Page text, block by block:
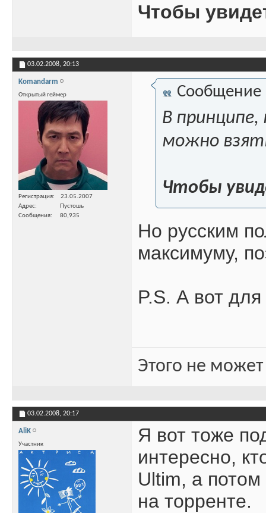
Чтобы
03.02.2008, 20:13
Komandarm
Открытый геймер
Регистрация
23.05.2007
Адрес
Пустошь
Сообщения
80,935
Сообщение
В принципе,
можно
Чтобы
Но русским
максимуму,
P.S. А вот
Этого не
03.02.2008, 20:17
AliK
Участник
Я вот тоже
интересно,
Ultim, а потом
на торренте.